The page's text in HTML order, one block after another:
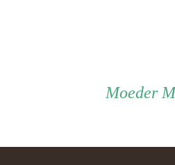
Persoon
ouder
Moeder